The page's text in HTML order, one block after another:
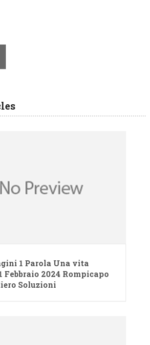
1 Parola Una vita
Febbraio 2024 Rompicapo
Soluzioni